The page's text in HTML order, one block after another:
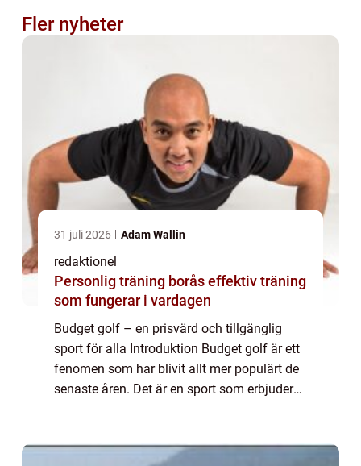
Fler nyheter
31 juli 2026 Adam Wallin
redaktionel
Personlig träning borås effektiv träning
som fungerar i vardagen
Budget golf – en prisvärd och tillgänglig
sport för alla Introduktion Budget golf är ett
fenomen som har blivit allt mer populärt de
senaste åren. Det är en sport som erbjuder